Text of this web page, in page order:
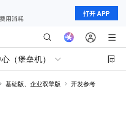
打开 APP
（堡垒机）
基础版、企业双擎版
开发参考